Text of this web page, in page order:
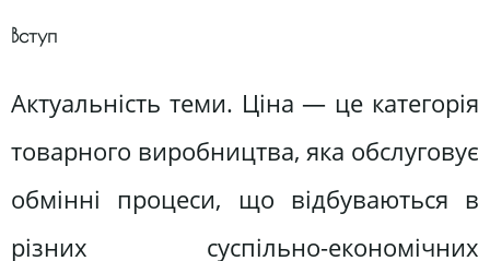
Вступ
Актуальність теми. Ціна — це категорія
товарного виробництва, яка обслуговує
обмінні процеси, що відбуваються в
різних суспільно-економічних